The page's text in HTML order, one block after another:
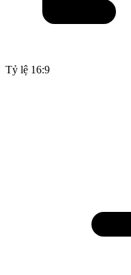
Tỷ lệ 16:9